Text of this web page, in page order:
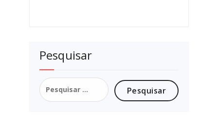
Pesquisar
Pesquisar
por: